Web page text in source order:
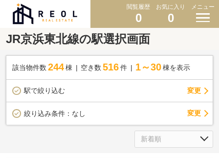
閲覧履歴
0
お気に入り
0
メニュー
JR京浜東北線の駅選択画面
該当物件数 244棟 空き数 516 件 1～30 棟を表示
駅で絞り込む 変更
絞り込み条件： なし 変更